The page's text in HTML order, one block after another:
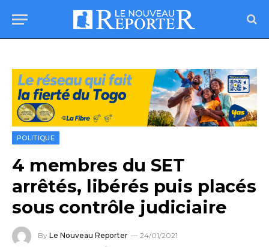
POLITIQUE
4 membres du SET
arrêtés, libérés puis placés
sous contrôle judiciaire
By Le Nouveau Reporter
24/01/2021